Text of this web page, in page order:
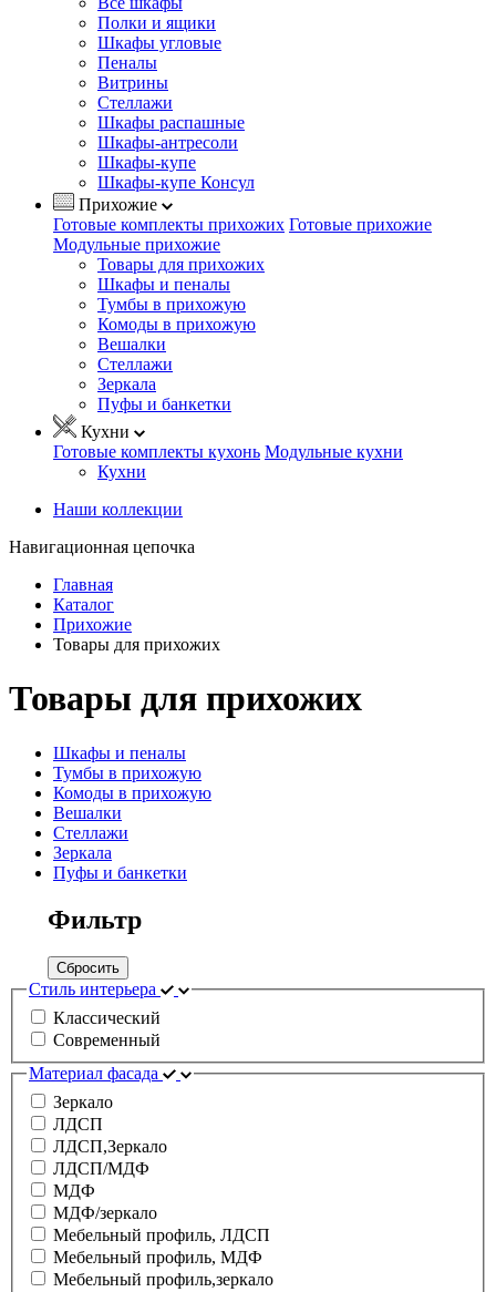
Полки и ящики
Шкафы угловые
Пеналы
Витрины
Стеллажи
Шкафы распашные
Шкафы-антресоли
Шкафы-купе
Шкафы-купе Консул
Прихожие
Готовые комплекты прихожих Готовые прихожие
Модульные прихожие
Товары для прихожих
Шкафы и пеналы
Тумбы в прихожую
Комоды в прихожую
Вешалки
Стеллажи
Зеркала
Пуфы и банкетки
Кухни
Готовые комплекты кухонь Модульные кухни
Кухни
Наши коллекции
Навигационная цепочка
Главная
Каталог
Прихожие
Товары для прихожих
Товары для прихожих
Шкафы и пеналы
Тумбы в прихожую
Комоды в прихожую
Вешалки
Стеллажи
Зеркала
Пуфы и банкетки
Фильтр
Сбросить
Стиль интерьера
Классический
Современный
Материал фасада
Зеркало
ЛДСП
ЛДСП,Зеркало
ЛДСП/МДФ
МДФ
МДФ/зеркало
Мебельный профиль, ЛДСП
Мебельный профиль, МДФ
Мебельный профиль,зеркало